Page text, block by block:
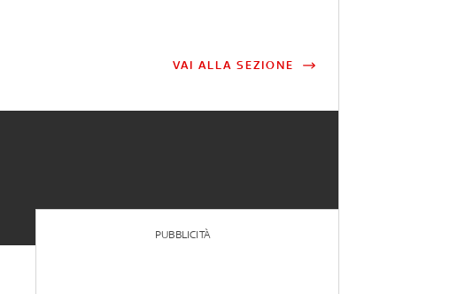
VAI ALLA SEZIONE
PUBBLICITÀ